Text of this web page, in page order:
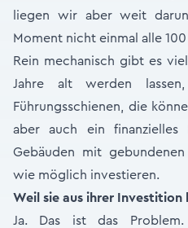
liegen wir aber weit
Moment nicht einmal alle
Rein mechanisch gibt es
Jahre alt werden
Führungsschienen, die
aber auch ein finanzielles
Gebäuden mit
wie möglich investieren.
Weil sie aus ihrer Investition
Ja. Das ist das